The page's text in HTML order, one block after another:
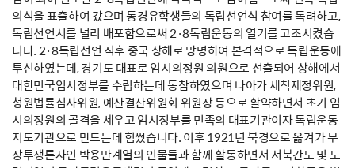
의식을 표출하여 갔으며 동경유학생들의 독립선언식 참여를 독려하고,
독립선언서를 널리 배포함으로써 2·8독립운동의 열기를 고조시켰습
니다. 2·8독립선언 직후 중국 상해로 망명하여 본격적으로 독립운동에
투신하였는데, 경기도 대표로 임시의정원 의원으로 선출되어 상해에서
대한민국임시정부를 수립하는데 동참하였으며 나아가 세칙제정위원,
청원법률심사위원, 예산결산위원회 위원장 등으로 활약하면서 초기 임
시의정원의 골격을 세우고 임시정부를 민족의 대표기관이자 독립운동
지도기관으로 만드는데 힘썼습니다. 이후 1921년 북경으로 옮겨가 무
장투쟁론자인 박용만계열의 인물들과 함께 활동하면서 서북간도 및 노